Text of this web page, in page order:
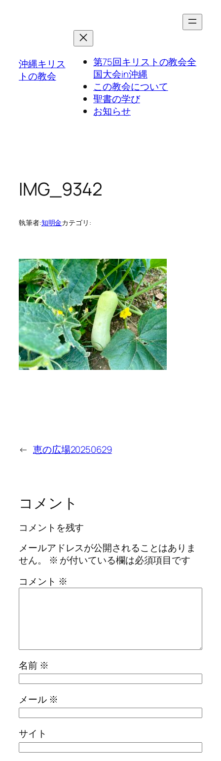
沖縄キリス
トの教会
第75回キリストの教会全
国大会in沖縄
この教会について
聖書の学び
お知らせ
IMG_9342
執筆者:知明金カテゴリ:
← 恵の広場20250629
コメント
コメントを残す
メールアドレスが公開されることはありま
せん。
※ が付いている欄は必須項目です
コメント ※
名前 ※
メール ※
サイト